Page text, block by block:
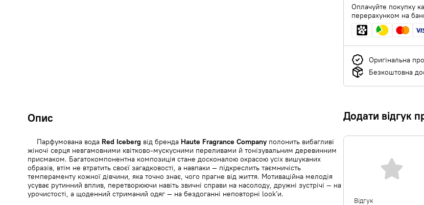
Оплачуйте покупку
перерахунком на
Оригінальна
Безкоштовна
Опис
Парфумована вода Red Iceberg від бренда Haute Fragrance Companyполонить вибагливі
жіночі серця невгамовними квітково-мускусними переливами й тонізувальним деревинним
присмаком. Багатокомпонентна композиція стане досконалою окрасою усіх вишуканих
образів, втім не втратить своєї загадковості, а навпаки — підкреслить таємничість
темпераменту кожної дівчини, яка точно знає, чого прагне від життя. Мотиваційна мелодія
усуває рутинний вплив, перетворюючи навіть звичні справи на насолоду, дружні зустрічі — на
урочистості, а щоденний стриманий одяг — на бездоганні неповторні look’и.
Додати відгук
Відгук